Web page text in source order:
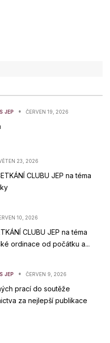
JEP • ČERVEN 19, 2026
23, 2026
CLUBU JEP na téma
10, 2026
CLUBU JEP na téma
ordinace od počátku a...
JEP • ČERVEN 9, 2026
prací do soutěže
za nejlepší publikace